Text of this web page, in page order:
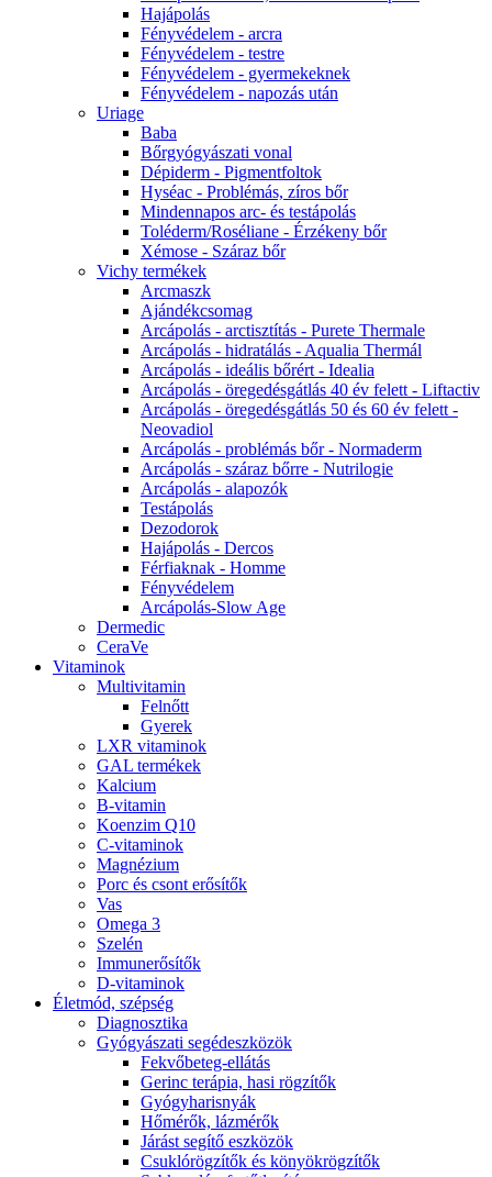
Hajápolás
Fényvédelem - arcra
Fényvédelem - testre
Fényvédelem - gyermekeknek
Fényvédelem - napozás után
Uriage
Baba
Bőrgyógyászati vonal
Dépiderm - Pigmentfoltok
Hyséac - Problémás, zíros bőr
Mindennapos arc- és testápolás
Toléderm/Roséliane - Érzékeny bőr
Xémose - Száraz bőr
Vichy termékek
Arcmaszk
Ajándékcsomag
Arcápolás - arctisztítás - Purete Thermale
Arcápolás - hidratálás - Aqualia Thermál
Arcápolás - ideális bőrért - Idealia
Arcápolás - öregedésgátlás 40 év felett - Liftactiv
Arcápolás - öregedésgátlás 50 és 60 év felett -
Neovadiol
Arcápolás - problémás bőr - Normaderm
Arcápolás - száraz bőrre - Nutrilogie
Arcápolás - alapozók
Testápolás
Dezodorok
Hajápolás - Dercos
Férfiaknak - Homme
Fényvédelem
Arcápolás-Slow Age
Dermedic
CeraVe
Vitaminok
Multivitamin
Felnőtt
Gyerek
LXR vitaminok
GAL termékek
Kalcium
B-vitamin
Koenzim Q10
C-vitaminok
Magnézium
Porc és csont erősítők
Vas
Omega 3
Szelén
Immunerősítők
D-vitaminok
Életmód, szépség
Diagnosztika
Gyógyászati segédeszközök
Fekvőbeteg-ellátás
Gerinc terápia, hasi rögzítők
Gyógyharisnyák
Hőmérők, lázmérők
Járást segítő eszközök
Csuklórögzítők és könyökrögzítők